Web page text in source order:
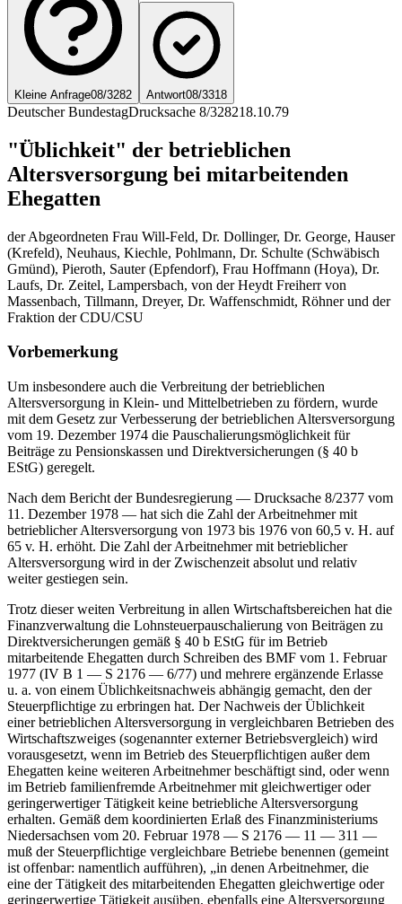
Kleine Anfrage08/3282 Antwort08/3318
Deutscher BundestagDrucksache 8/328218.10.79
"Üblichkeit" der betrieblichen
Altersversorgung bei mitarbeitenden
Ehegatten
der Abgeordneten Frau Will-Feld, Dr. Dollinger, Dr. George, Hauser
(Krefeld), Neuhaus, Kiechle, Pohlmann, Dr. Schulte (Schwäbisch
Gmünd), Pieroth, Sauter (Epfendorf), Frau Hoffmann (Hoya), Dr.
Laufs, Dr. Zeitel, Lampersbach, von der Heydt Freiherr von
Massenbach, Tillmann, Dreyer, Dr. Waffenschmidt, Röhner und der
Fraktion der CDU/CSU
Vorbemerkung
Um insbesondere auch die Verbreitung der betrieblichen
Altersversorgung in Klein- und Mittelbetrieben zu fördern, wurde
mit dem Gesetz zur Verbesserung der betrieblichen Altersversorgung
vom 19. Dezember 1974 die Pauschalierungsmöglichkeit für
Beiträge zu Pensionskassen und Direktversicherungen (§ 40 b
EStG) geregelt.
Nach dem Bericht der Bundesregierung — Drucksache 8/2377 vom
11. Dezember 1978 — hat sich die Zahl der Arbeitnehmer mit
betrieblicher Altersversorgung von 1973 bis 1976 von 60,5 v. H. auf
65 v. H. erhöht. Die Zahl der Arbeitnehmer mit betrieblicher
Altersversorgung wird in der Zwischenzeit absolut und relativ
weiter gestiegen sein.
Trotz dieser weiten Verbreitung in allen Wirtschaftsbereichen hat die
Finanzverwaltung die Lohnsteuerpauschalierung von Beiträgen zu
Direktversicherungen gemäß § 40 b EStG für im Betrieb
mitarbeitende Ehegatten durch Schreiben des BMF vom 1. Februar
1977 (IV B 1 — S 2176 — 6/77) und mehrere ergänzende Erlasse
u. a. von einem Üblichkeitsnachweis abhängig gemacht, den der
Steuerpflichtige zu erbringen hat. Der Nachweis der Üblichkeit
einer betrieblichen Altersversorgung in vergleichbaren Betrieben des
Wirtschaftszweiges (sogenannter externer Betriebsvergleich) wird
vorausgesetzt, wenn im Betrieb des Steuerpflichtigen außer dem
Ehegatten keine weiteren Arbeitnehmer beschäftigt sind, oder wenn
im Betrieb familienfremde Arbeitnehmer mit gleichwertiger oder
geringerwertiger Tätigkeit keine betriebliche Altersversorgung
erhalten. Gemäß dem koordinierten Erlaß des Finanzministeriums
Niedersachsen vom 20. Februar 1978 — S 2176 — 11 — 311 —
muß der Steuerpflichtige vergleichbare Betriebe benennen (gemeint
ist offenbar: namentlich aufführen), „in denen Arbeitnehmer, die
eine der Tätigkeit des mitarbeitenden Ehegatten gleichwertige oder
geringerwertige Tätigkeit ausüben, ebenfalls eine Altersversorgung